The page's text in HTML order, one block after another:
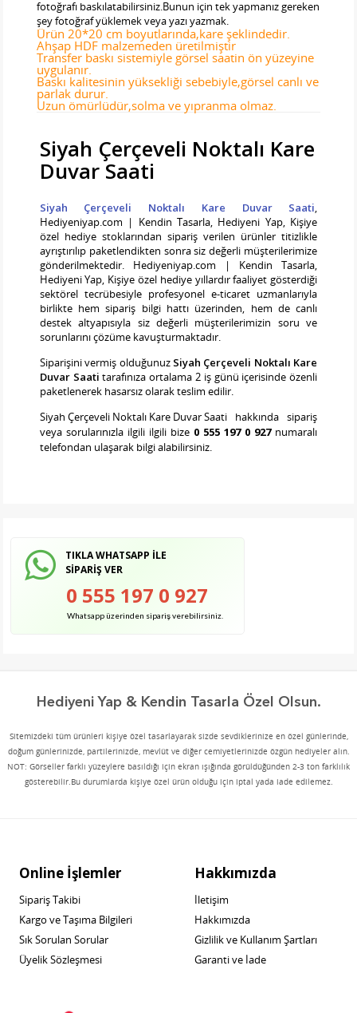
fotoğrafı baskılatabilirsiniz.Bunun için tek yapmanız gereken
şey fotoğraf yüklemek veya yazı yazmak.
Ürün 20*20 cm boyutlarında,kare şeklindedir.
Ahşap HDF malzemeden üretilmiştir
Transfer baskı sistemiyle görsel saatin ön yüzeyine
uygulanır.
Baskı kalitesinin yüksekliği sebebiyle,görsel canlı ve
parlak durur.
Uzun ömürlüdür,solma ve yıpranma olmaz.
Siyah Çerçeveli Noktalı Kare
Duvar Saati
Siyah Çerçeveli Noktalı Kare Duvar Saati,
Hediyeniyap.com | Kendin Tasarla, Hediyeni Yap, Kişiye
özel hediye stoklarından sipariş verilen ürünler titizlikle
ayrıştırılıp paketlendikten sonra siz değerli müşterilerimize
gönderilmektedir. Hediyeniyap.com | Kendin Tasarla,
Hediyeni Yap, Kişiye özel hediye yıllardır faaliyet gösterdiği
sektörel tecrübesiyle profesyonel e-ticaret uzmanlarıyla
birlikte hem sipariş bilgi hattı üzerinden, hem de canlı
destek altyapısıyla siz değerli müşterilerimizin soru ve
sorunlarını çözüme kavuşturmaktadır.
Siparişini vermiş olduğunuz Siyah Çerçeveli Noktalı Kare
Duvar Saati tarafınıza ortalama 2 iş günü içerisinde özenli
paketlenerek hasarsız olarak teslim edilir.
Siyah Çerçeveli Noktalı Kare Duvar Saatihakkında sipariş
veya sorularınızla ilgili ilgili bize 0 555 197 0 927numaralı
telefondan ulaşarak bilgi alabilirsiniz.
TIKLA WHATSAPP İLE
SİPARİŞ VER
0 555 197 0 927
Whatsapp üzerinden sipariş verebilirsiniz.
Hediyeni Yap & Kendin Tasarla Özel Olsun.
Sitemizdeki tüm ürünleri kişiye özel tasarlayarak sizde sevdiklerinize en özel günlerinde,
doğum günlerinizde, partilerinizde, mevlüt ve diğer cemiyetlerinizde özgün hediyeler alın.
NOT: Görseller farklı yüzeylere basıldığı için ekran ışığında görüldüğünden 2-3 ton farklılık
gösterebilir.Bu durumlarda kişiye özel ürün olduğu için iptal yada iade edilemez.
Online İşlemler
Sipariş Takibi
Kargo ve Taşıma Bilgileri
Sık Sorulan Sorular
Üyelik Sözleşmesi
Hakkımızda
İletişim
Hakkımızda
Gizlilik ve Kullanım Şartları
Garanti ve İade